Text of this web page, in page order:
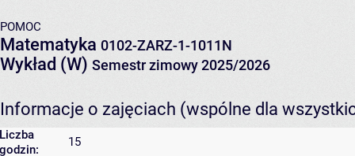
POMOC
Matematyka 0102-ZARZ-1-1011N
Wykład (W) Semestr zimowy 2025/2026
Informacje o zajęciach (wspólne dla
Liczba
godzin:
15